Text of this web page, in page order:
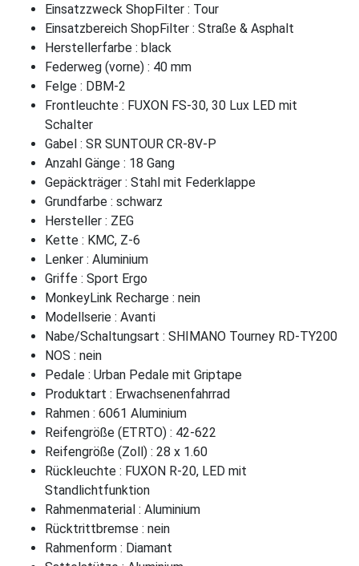
Einsatzzweck ShopFilter : Tour
Einsatzbereich ShopFilter : Straße & Asphalt
Herstellerfarbe : black
Federweg (vorne) : 40 mm
Felge : DBM-2
Frontleuchte : FUXON FS-30, 30 Lux LED mit
Schalter
Gabel : SR SUNTOUR CR-8V-P
Anzahl Gänge : 18 Gang
Gepäckträger : Stahl mit Federklappe
Grundfarbe : schwarz
Hersteller : ZEG
Kette : KMC, Z-6
Lenker : Aluminium
Griffe : Sport Ergo
MonkeyLink Recharge : nein
Modellserie : Avanti
Nabe/Schaltungsart : SHIMANO Tourney RD-TY200
NOS : nein
Pedale : Urban Pedale mit Griptape
Produktart : Erwachsenenfahrrad
Rahmen : 6061 Aluminium
Reifengröße (ETRTO) : 42-622
Reifengröße (Zoll) : 28 x 1.60
Rückleuchte : FUXON R-20, LED mit
Standlichtfunktion
Rahmenmaterial : Aluminium
Rücktrittbremse : nein
Rahmenform : Diamant